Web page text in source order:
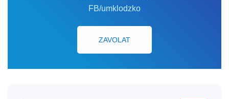
FB/umklodzko
ZAVOLAT